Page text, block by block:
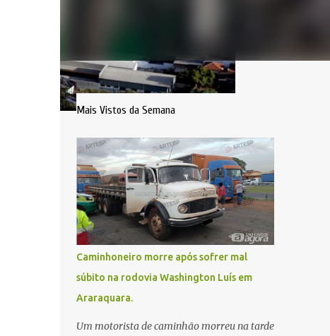
Mais Vistos da Semana
Caminhoneiro morre após sofrer mal
súbito na rodovia Washington Luís em
Araraquara.
Um motorista de caminhão morreu na tarde